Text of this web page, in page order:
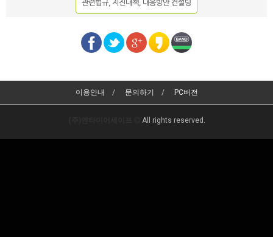
이용안내 문의하기 PC버전
All rights reserved.